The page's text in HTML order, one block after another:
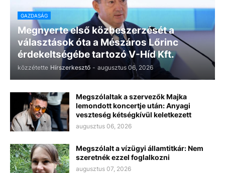
GAZDASÁG
Megnyerte első közbeszerzését a
választások óta a Mészáros Lőrinc
érdekeltségébe tartozó V-Híd Kft.
közzétette Hírszerkesztő - augusztus 06, 2026
Megszólaltak a szervezők Majka
lemondott koncertje után: Anyagi
veszteség kétségkívül keletkezett
augusztus 06, 2026
Megszólalt a vízügyi államtitkár: Nem
szeretnék ezzel foglalkozni
augusztus 07, 2026